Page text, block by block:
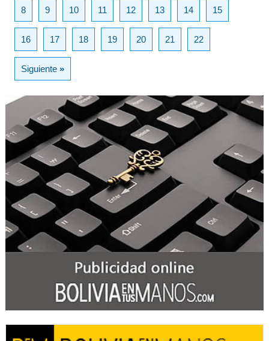
8 9 10 11 12 13 14 15
16 17 18 19 20 21 22
Siguiente»